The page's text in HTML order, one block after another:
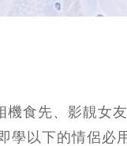
食先、影靚女
學以下的情侶必